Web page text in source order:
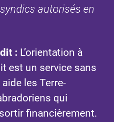
autorisés en
: L’orientation à
est un service sans
les Terre-
qui
financièrement.